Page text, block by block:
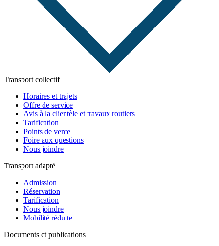
Transport collectif
Horaires et trajets
Offre de service
Avis à la clientèle et travaux routiers
Tarification
Points de vente
Foire aux questions
Nous joindre
Transport adapté
Admission
Réservation
Tarification
Nous joindre
Mobilité réduite
Documents et publications